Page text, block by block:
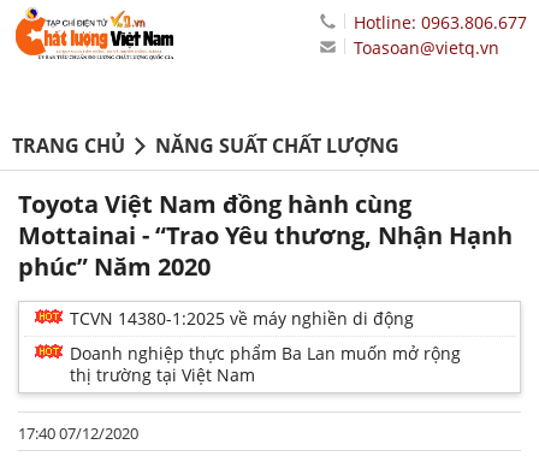
Hotline: 0963.806.677
Toasoan@vietq.vn
TRANG CHỦ NĂNG SUẤT CHẤT LƯỢNG
Toyota Việt Nam đồng hành cùng
Mottainai - “Trao Yêu thương, Nhận Hạnh
phúc” Năm 2020
TCVN 14380-1:2025 về máy nghiền di động
Doanh nghiệp thực phẩm Ba Lan muốn mở rộng
thị trường tại Việt Nam
17:40 07/12/2020